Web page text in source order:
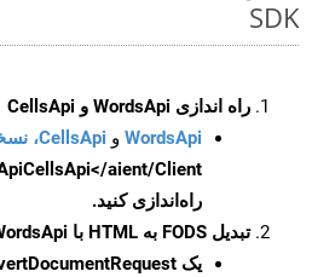
SDK
راه اندازی WordsApi و CellsApi
WordsApi و CellsApi، نسخه Basient
راه‌اندازی کنید.
تبدیل FODS به HTML با WordsApi
یک